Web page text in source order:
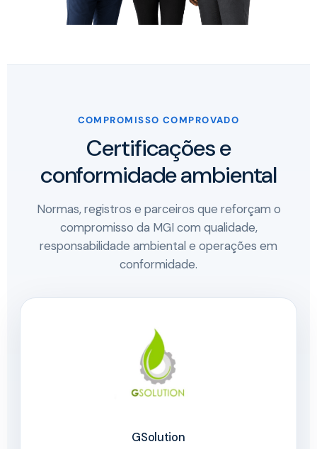
COMPROMISSO COMPROVADO
Certificações e
conformidade ambiental
Normas, registros e parceiros que reforçam o
compromisso da MGI com qualidade,
responsabilidade ambiental e operações em
conformidade.
GSolution